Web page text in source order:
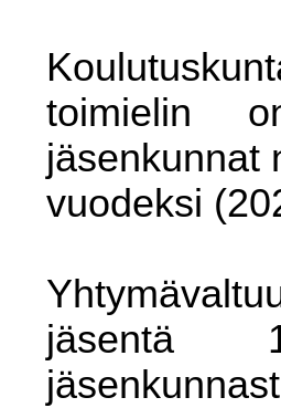
toimielin
jäsenkunnat
vuodeksi
jäsentä